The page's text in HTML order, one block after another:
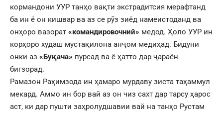
кормандони УУР танҳо вақти экстрадитсия мерафтанд
ба ин ё он кишвар ва аз се рӯз зиёд намеистоданд ва
онҳоро вазорат «командировочний» медод. Ҳоло УУР ин
корҳоро худаш мустақилона анҷом медиҳад. Бидуни
онки аз «Буқача» пурсад ва ё ҳатто дар ҷараён
бигзорад.
Рамазон Раҳимзода ин ҳамаро мурдаву зиста таҳаммул
мекард. Аммо ин бор вай аз он чиз сахт дар тарсу ҳарос
аст, ки дар пушти заҳролудшавии вай на танҳо Рустам